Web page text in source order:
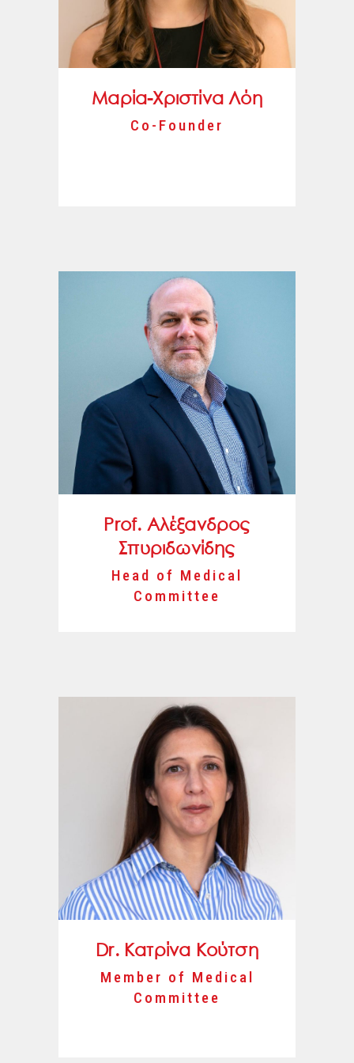
Μαρία-Χριστίνα Λόη
Co-Founder
Prof. Αλέξανδρος
Σπυριδωνίδης
Head of Medical
Committee
Dr. Κατρίνα Κούτση
Member of Medical
Committee